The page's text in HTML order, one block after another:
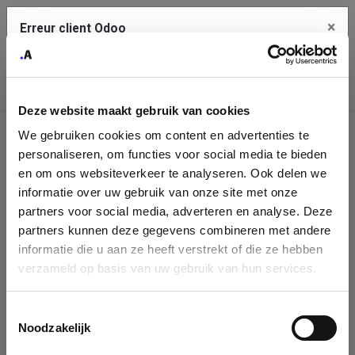
Deze website maakt gebruik van cookies
We gebruiken cookies om content en advertenties te
personaliseren, om functies voor social media te bieden
en om ons websiteverkeer te analyseren. Ook delen we
informatie over uw gebruik van onze site met onze
partners voor social media, adverteren en analyse. Deze
partners kunnen deze gegevens combineren met andere
informatie die u aan ze heeft verstrekt of die ze hebben
verzameld op basis van uw gebruik van hun services.
Noodzakelijk
Identification
de
l'entreprise
Please fill in your company details
form. If you don't find your company in our database, you can create
a new company record with the button below.
Erreur client Odoo ×
Une erreur s'est produite
Utilisez le bouton Copier pour reporter cette erreur à votre
service de support.
Voir les détails
Ok